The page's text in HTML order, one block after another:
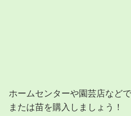
ホームセンターや園芸店など
または苗を購入しましょう！